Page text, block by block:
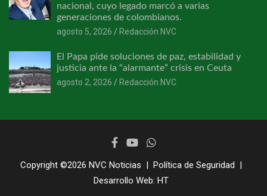
nacional, cuyo legado marcó a varias
generaciones de colombianos.
agosto 5, 2026
Redacción NVC
El Papa pide soluciones de paz, estabilidad y
justicia ante la “alarmante” crisis en Ceuta
agosto 2, 2026
Redacción NVC
Copyright ©2026 NVC Noticias
Política de Seguridad
Desarrollo Web: HT